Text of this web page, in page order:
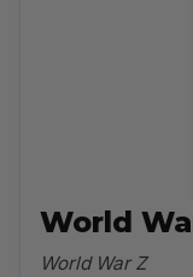
World
World War Z